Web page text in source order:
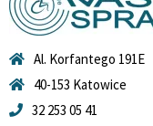
Al. Korfantego 191E
40-153 Katowice
32 253 05 41